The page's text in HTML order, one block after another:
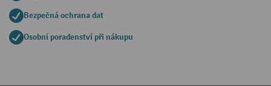
Bezpečná ochrana dat
Osobní poradenství při nákupu